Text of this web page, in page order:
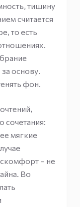
тишину
считается
то есть
основу.
фон.
сочетания:
мягкие
– не
Во